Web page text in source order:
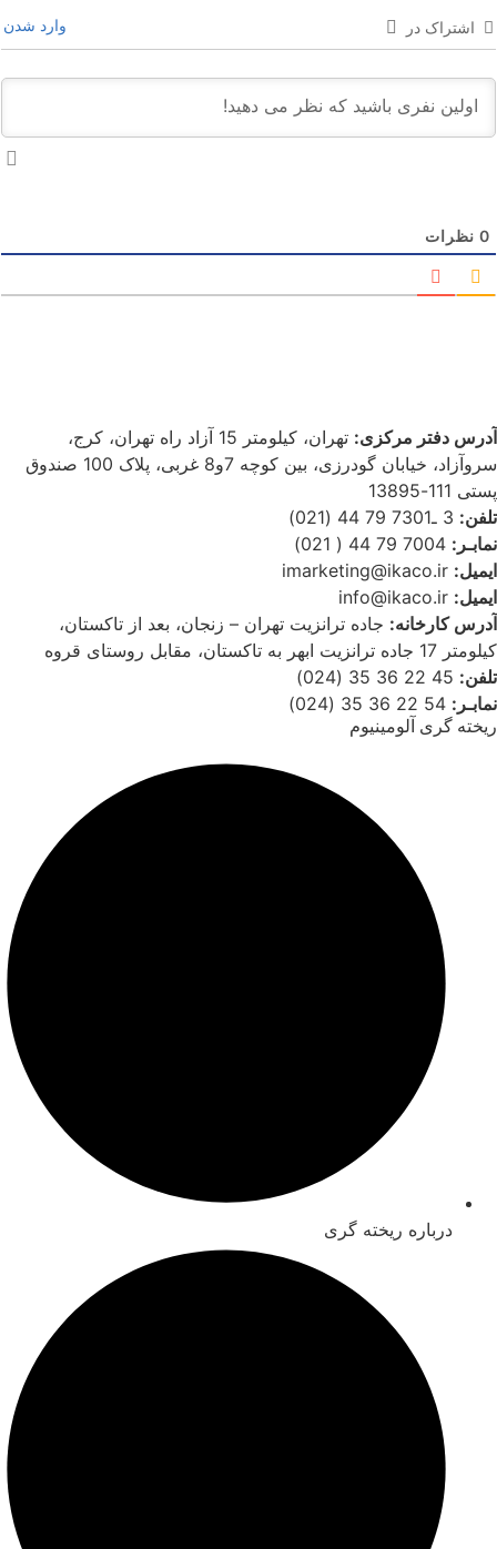
اشتراک در وارد شدن
0 نظرات
آدرس دفتر مرکزی:
تهران، کیلومتر 15 آزاد راه تهران، کرج،
سروآزاد، خیابان گودرزی، بین کوچه 7و8 غربی، پلاک 100 صندوق
پستی 111-13895
تلفن:
نمابـر:
ایمیل:
ایمیل:
آدرس کارخانه: جاده ترانزیت تهران – زنجان، بعد از تاکستان،
کیلومتر 17 جاده ترانزیت ابهر به تاکستان، مقابل روستای قروه
تلفن:
نمابـر:
ریخته گری آلومینیوم
درباره ریخته گری